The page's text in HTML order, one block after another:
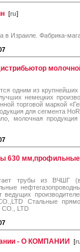
[ru]
в Израиле. Фабрика-
одним из
немецких
торговой маркой
для сегмента
молочная
630
трубы из ВЧШГ
Стальные
CO., LTD
- О КОМПАНИИ [